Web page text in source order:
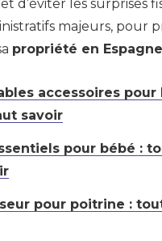
d’éviter les surprises
majeurs, pour
propriété en Espagne
accessoires pour
savoir
pour bébé :
pour poitrine :